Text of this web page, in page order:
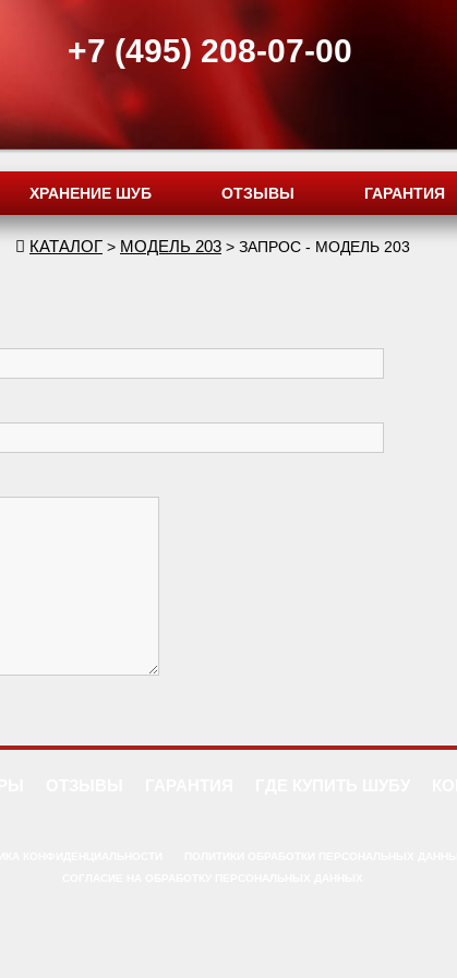
+7 (495) 208-07-00
ХРАНЕНИЕ ШУБ ОТЗЫВЫ ГАРАНТИЯ
КАТАЛОГ > МОДЕЛЬ 203 > ЗАПРОС - МОДЕЛЬ 203